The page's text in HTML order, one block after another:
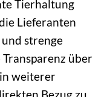
Tierhaltung
Lieferanten
strenge
über
weiterer
Bezug zu